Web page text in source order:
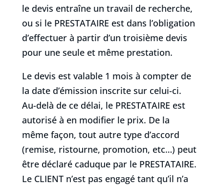
le devis entraîne un travail de recherche,
ou si le PRESTATAIRE est dans l’obligation
d’effectuer à partir d’un troisième devis
pour une seule et même prestation.
Le devis est valable 1 mois à compter de
la date d’émission inscrite sur celui-ci.
Au-delà de ce délai, le PRESTATAIRE est
autorisé à en modifier le prix. De la
même façon, tout autre type d’accord
(remise, ristourne, promotion, etc…) peut
être déclaré caduque par le PRESTATAIRE.
Le CLIENT n’est pas engagé tant qu’il n’a